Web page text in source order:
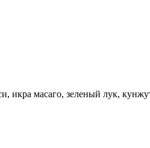
икра масаго, зеленый лук,